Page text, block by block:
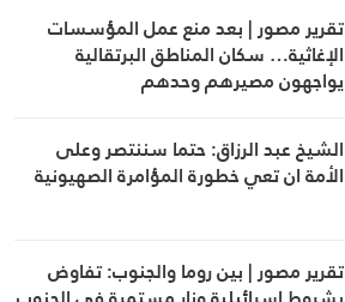
تقرير مصور | بعد منع عمل المؤسسات
الإغاثية… سكان المناطق البرتقالية
يواجهون مصيرهم وحدهم
الشيخ عبد الرزاق: حتما سننتصر وعلى
الأمة ان تعي خطورة المؤامرة الصهيونية
تقرير مصور | بين روما والجنوب: تفاوض